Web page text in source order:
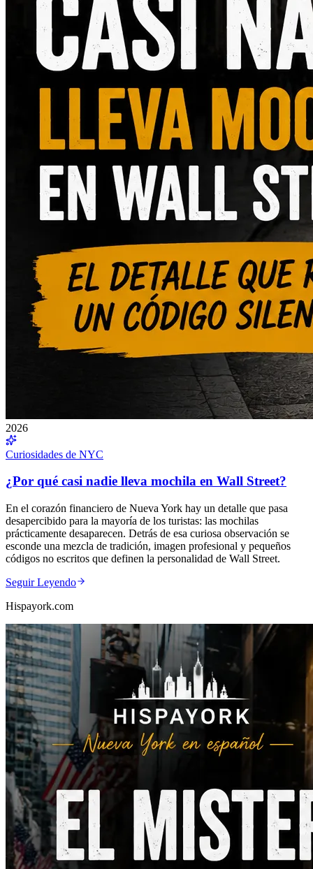
2026
Curiosidades de NYC
¿Por qué casi nadie lleva mochila en Wall Street?
En el corazón financiero de Nueva York hay un detalle que pasa
desapercibido para la mayoría de los turistas: las mochilas
prácticamente desaparecen. Detrás de esa curiosa observación se
esconde una mezcla de tradición, imagen profesional y pequeños
códigos no escritos que definen la personalidad de Wall Street.
Seguir Leyendo
Hispayork.com